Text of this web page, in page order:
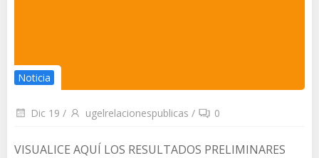
Noticia
Dic 19 / ugelrelacionespublicas / 0
VISUALICE AQUÍ LOS RESULTADOS PRELIMINARES